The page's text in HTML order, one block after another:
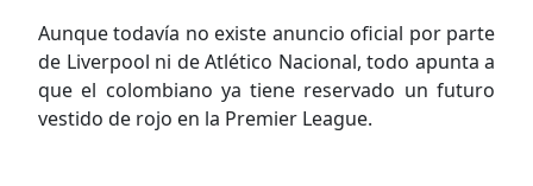
Aunque todavía no existe anuncio oficial por parte
de Liverpool ni de Atlético Nacional, todo apunta a
que el colombiano ya tiene reservado un futuro
vestido de rojo en la Premier League.